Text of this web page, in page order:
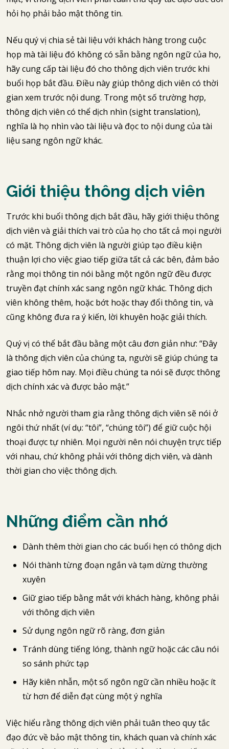
hỏi họ phải bảo mật thông tin.
Nếu quý vị chia sẻ tài liệu với khách hàng trong cuộc
họp mà tài liệu đó không có sẵn bằng ngôn ngữ của họ,
hãy cung cấp tài liệu đó cho thông dịch viên trước khi
buổi họp bắt đầu. Điều này giúp thông dịch viên có thời
gian xem trước nội dung. Trong một số trường hợp,
thông dịch viên có thể dịch nhìn (sight translation),
nghĩa là họ nhìn vào tài liệu và đọc to nội dung của tài
liệu sang ngôn ngữ khác.
Giới thiệu thông dịch viên
Trước khi buổi thông dịch bắt đầu, hãy giới thiệu thông
dịch viên và giải thích vai trò của họ cho tất cả mọi người
có mặt. Thông dịch viên là người giúp tạo điều kiện
thuận lợi cho việc giao tiếp giữa tất cả các bên, đảm bảo
rằng mọi thông tin nói bằng một ngôn ngữ đều được
truyền đạt chính xác sang ngôn ngữ khác. Thông dịch
viên không thêm, hoặc bớt hoặc thay đổi thông tin, và
cũng không đưa ra ý kiến, lời khuyên hoặc giải thích.
Quý vị có thể bắt đầu bằng một câu đơn giản như: “Đây
là thông dịch viên của chúng ta, người sẽ giúp chúng ta
giao tiếp hôm nay. Mọi điều chúng ta nói sẽ được thông
dịch chính xác và được bảo mật.”
Nhắc nhở người tham gia rằng thông dịch viên sẽ nói ở
ngôi thứ nhất (ví dụ: “tôi”, “chúng tôi”) để giữ cuộc hội
thoại được tự nhiên. Mọi người nên nói chuyện trực tiếp
với nhau, chứ không phải với thông dịch viên, và dành
thời gian cho việc thông dịch.
Những điểm cần nhớ
Dành thêm thời gian cho các buổi hẹn có thông dịch
Nói thành từng đoạn ngắn và tạm dừng thường
xuyên
Giữ giao tiếp bằng mắt với khách hàng, không phải
với thông dịch viên
Sử dụng ngôn ngữ rõ ràng, đơn giản
Tránh dùng tiếng lóng, thành ngữ hoặc các câu nói
so sánh phức tạp
Hãy kiên nhẫn, một số ngôn ngữ cần nhiều hoặc ít
từ hơn để diễn đạt cùng một ý nghĩa
Việc hiểu rằng thông dịch viên phải tuân theo quy tắc
đạo đức về bảo mật thông tin, khách quan và chính xác